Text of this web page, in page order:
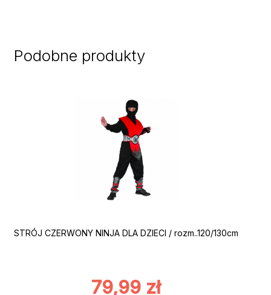
Podobne produkty
STRÓJ CZERWONY NINJA DLA DZIECI / rozm..120/130cm
79,99 zł